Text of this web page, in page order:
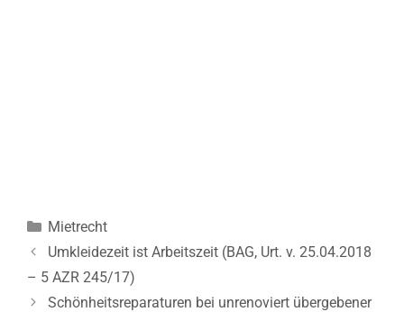
Kategorien
Mietrecht
Beitrags-
Navigation
Umkleidezeit ist Arbeitszeit (BAG, Urt. v. 25.04.2018
– 5 AZR 245/17)
Schönheitsreparaturen bei unrenoviert übergebener